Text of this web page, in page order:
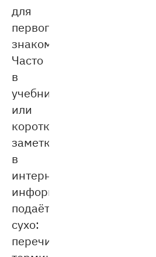
для
первого
знакомства.
Часто
в
учебниках
или
коротких
заметках
в
интернете
информация
подаётся
сухо:
перечисляются